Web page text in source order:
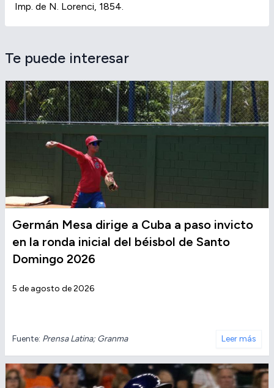
Imp. de N. Lorenci, 1854.
Te puede interesar
Germán Mesa dirige a Cuba a paso invicto
en la ronda inicial del béisbol de Santo
Domingo 2026
5 de agosto de 2026
Fuente: Prensa Latina; Granma Leer más